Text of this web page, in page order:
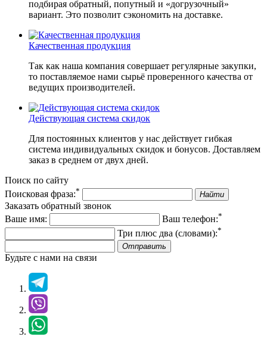
подбирая обратный, попутный и «догрузочный»
вариант. Это позволит сэкономить на доставке.
Качественная продукция
Так как наша компания совершает регулярные закупки,
то поставляемое нами сырьё проверенного качества от
ведущих производителей.
Действующая система скидок
Для постоянных клиентов у нас действует гибкая
система индивидуальных скидок и бонусов. Доставляем
заказ в среднем от двух дней.
Поиск по сайту
Поисковая фраза:* Найти
Заказать обратный звонок
Ваше имя:
Ваш телефон:*
Три плюс два (словами):*
Отправить
Будьте с нами на связи